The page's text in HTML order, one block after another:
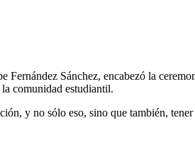
Sánchez, encabezó la
comunidad estudiantil.
y no sólo eso, sino que también,